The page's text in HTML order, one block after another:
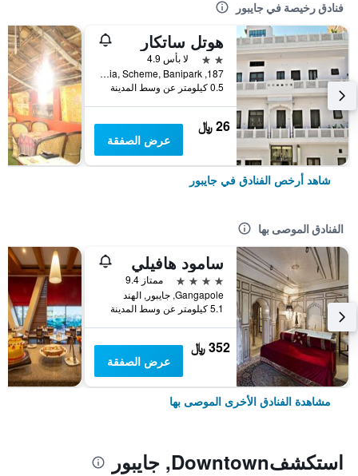
فنادق رخيصة في جايبور
هوتل ساتكار
2 نجمتين
لا بأس 4.9
187, Barodia, Scheme, Banipark, جايبور, الهند
0.5 كيلومتر عن وسط المدينة
26 ﷼
عرض الصفقة
شاهد أرخص الفنادق في جايبور
الفنادق الموصى بها
سامود هافيلي
4 نجوم
ممتاز 9.4
Gangapole, جايبور, الهند
5.1 كيلومتر عن وسط المدينة
352 ﷼
عرض الصفقة
مشاهدة الفنادق الأخرى الموصى بها
استكشفDowntown, جايبور